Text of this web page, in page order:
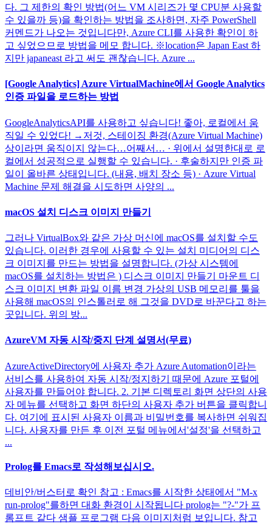
다. 그 제한의 확인 방법(어느 VM 시리즈가 몇 CPU분 사용할
수 있을까 등)을 확인하는 방법을 조사하면, 자주 PowerShell
커멘드가 나오는 것입니다만, Azure CLI를 사용한 확인이 하
고 싶었으므로 방법을 메모 합니다. ※location은 Japan East 하
지만 japaneast 라고 써도 괜찮습니다. Azure ...
[Google Analytics] Azure VirtualMachine에서 Google Analytics
인증 파일을 로드하는 방법
GoogleAnalyticsAPI를 사용하고 싶습니다! 좋아, 로컬에서 움
직일 수 있었다! →저것, 스테이징 환경(Azure Virtual Machine)
상이라면 움직이지 않는다…어째서… · 위에서 설명한대로 로
컬에서 성공적으로 실행할 수 있습니다. · 후술하지만 인증 파
일이 올바른 상태입니다. (내용, 배치 장소 등) · Azure Virtual
Machine 문제 해결을 시도하면 사양의 ...
macOS 설치 디스크 이미지 만들기
그러나 VirtualBox와 같은 가상 머신에 macOS를 설치할 수도
있습니다. 이러한 경우에 사용할 수 있는 설치 미디어의 디스
크 이미지를 만드는 방법을 설명합니다. (가상 시스템에
macOS를 설치하는 방법은 ) 디스크 이미지 만들기 마운트 디
스크 이미지 변환 파일 이름 변경 가상의 USB 메모리를 툴을
사용해 macOS의 인스톨러로 해 그것을 DVD로 바꾼다고 하는
곳입니다. 위의 방...
AzureVM 자동 시작/중지 단계 설명서(무료)
AzureActiveDirectory에 사용자 추가 Azure Automation이라는
서비스를 사용하여 자동 시작/정지하기 때문에 Azure 포털에
사용자를 만들어야 합니다. 2. 기본 디렉토리 화면 상단의 사용
자 메뉴를 선택하고 화면 하단의 사용자 추가 버튼을 클릭합니
다. 여기에 표시된 사용자 이름과 비밀번호를 복사하면 쉬워집
니다. 사용자를 만든 후 이전 포털 메뉴에서'설정'을 선택하고
...
Prolog를 Emacs로 작성해보십시오.
데비안/버스터로 확인 참고 : Emacs를 시작한 상태에서 "M-x
run-prolog"를하면 대화 환경이 시작됩니다 prolog는 "?-"가 프
롬프트 같다 샘플 프로그램 다음 이미지처럼 보입니다. 참고